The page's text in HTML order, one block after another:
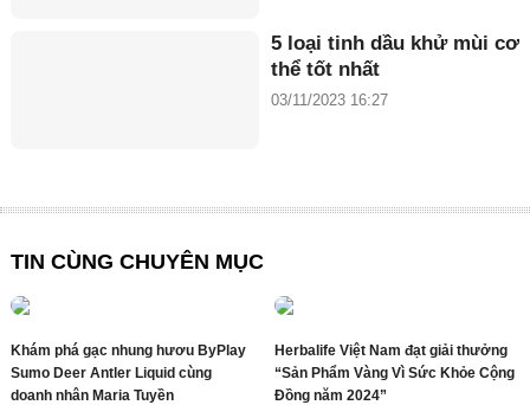
5 loại tinh dầu khử mùi cơ
thể tốt nhất
03/11/2023 16:27
TIN CÙNG CHUYÊN MỤC
Khám phá gạc nhung hươu ByPlay
Sumo Deer Antler Liquid cùng
doanh nhân Maria Tuyền
Herbalife Việt Nam đạt giải thưởng
“Sản Phẩm Vàng Vì Sức Khỏe Cộng
Đồng năm 2024”